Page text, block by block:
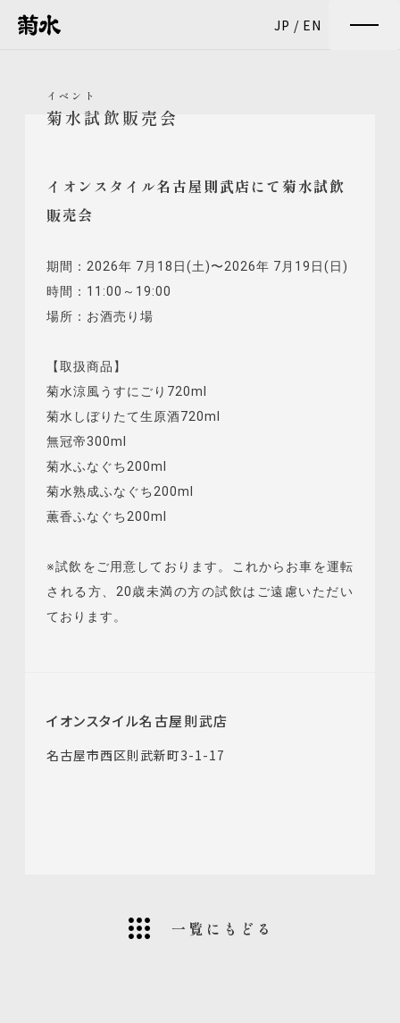
JP / EN
イベント
菊水試飲販売会
イオンスタイル名古屋則武店にて菊水試飲
販売会
期間：2026年 7月18日(土)〜2026年 7月19日(日)
時間：11:00～19:00
場所：お酒売り場
【取扱商品】
菊水涼風うすにごり720ml
菊水しぼりたて生原酒720ml
無冠帝300ml
菊水ふなぐち200ml
菊水熟成ふなぐち200ml
薫香ふなぐち200ml
※試飲をご用意しております。これからお車を運転
される方、20歳未満の方の試飲はご遠慮いただい
ております。
イオンスタイル名古屋則武店
名古屋市西区則武新町3-1-17
一覧にもどる